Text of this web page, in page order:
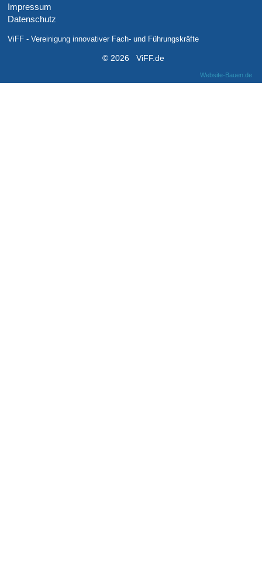
Impressum
Datenschutz
ViFF - Vereinigung innovativer Fach- und Führungskräfte
© 2026 ViFF.de
Website-Bauen.de